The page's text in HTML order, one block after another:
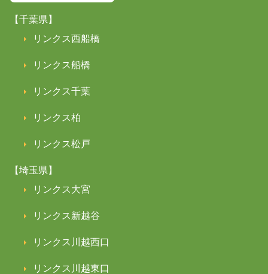
【千葉県】
リンクス西船橋
リンクス船橋
リンクス千葉
リンクス柏
リンクス松戸
【埼玉県】
リンクス大宮
リンクス新越谷
リンクス川越西口
リンクス川越東口